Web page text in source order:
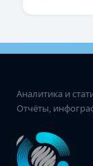
Аналитика и
Отчёты,